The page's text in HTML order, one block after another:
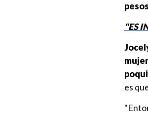
pesos
"ES
es